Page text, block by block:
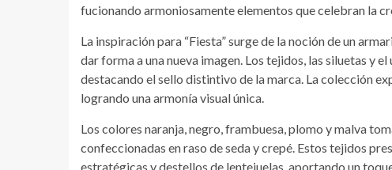
fucionando armoniosamente elementos que celebran la
La inspiración para “Fiesta” surge de la noción de un
dar forma a una nueva imagen. Los tejidos, las siluetas y
destacando el sello distintivo de la marca. La colección
logrando una armonía visual única.
Los colores naranja, negro, frambuesa, plomo y malva
confeccionadas en raso de seda y crepé. Estos tejidos
estratégicas y destellos de lentejuelas, aportando un